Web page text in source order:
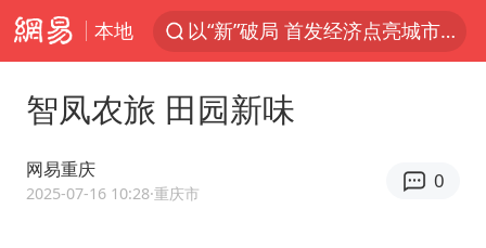
本地
以“新”破局 首发经济点亮城市消费活力
看守所辅警收受10万获刑1年
U17国足1分钟轰2球
智凤农旅 田园新味
网易重庆
2025-07-16 10:28·重庆市
0